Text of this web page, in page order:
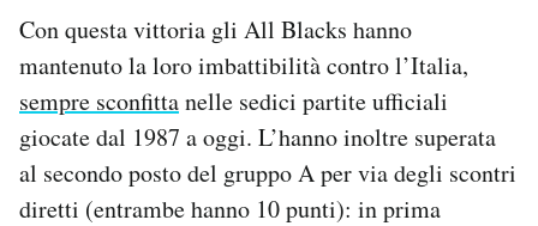
Con questa vittoria gli All Blacks hanno
mantenuto la loro imbattibilità contro l’Italia,
sempre sconfittanelle sedici partite ufficiali
giocate dal 1987 a oggi. L’hanno inoltre superata
al secondo posto del gruppo A per via degli scontri
diretti (entrambe hanno 10 punti): in prima